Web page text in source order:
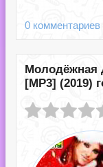
0 комментариев
Молодёжная
[MP3] (2019)